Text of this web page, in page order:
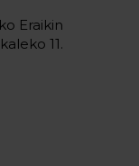
Eraikin
11.